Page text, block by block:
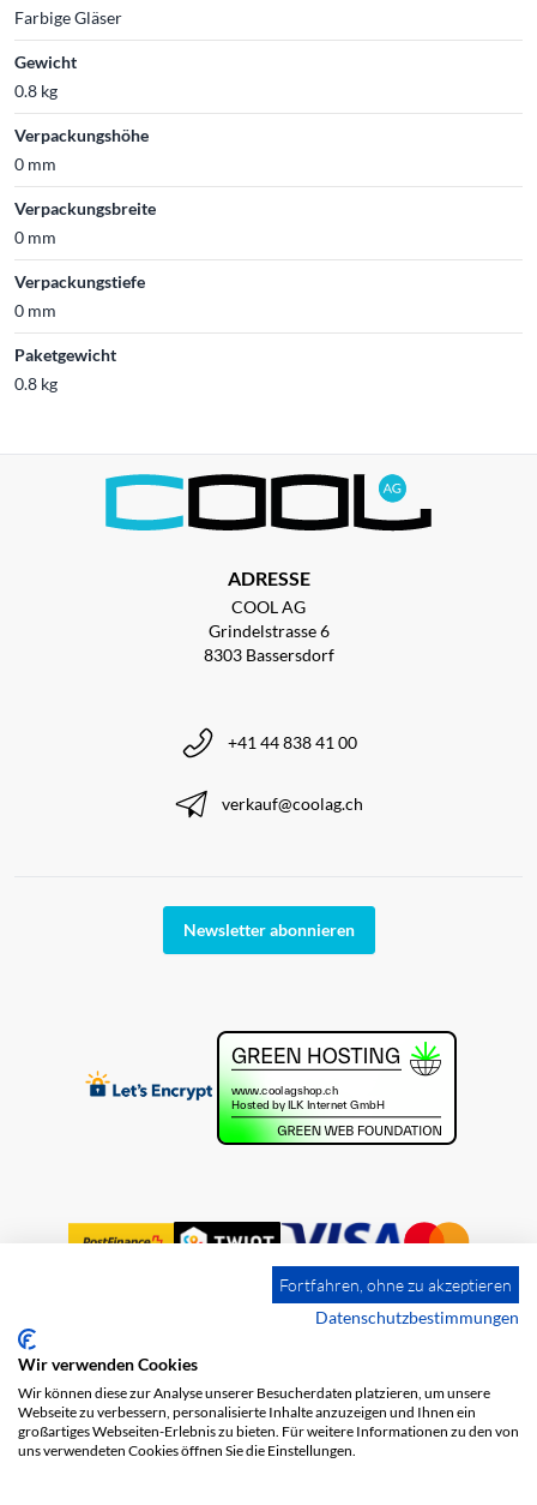
Farbige Gläser
Gewicht
0.8 kg
Verpackungshöhe
0 mm
Verpackungsbreite
0 mm
Verpackungstiefe
0 mm
Paketgewicht
0.8 kg
ADRESSE
COOL AG
Grindelstrasse 6
8303 Bassersdorf
+41 44 838 41 00
verkauf@coolag.ch
Newsletter abonnieren
Impressum
Datenschutz
Fortfahren, ohne zu akzeptieren
Datenschutzbestimmungen
Wir verwenden Cookies
Wir können diese zur Analyse unserer Besucherdaten platzieren, um unsere
Webseite zu verbessern, personalisierte Inhalte anzuzeigen und Ihnen ein
großartiges Webseiten-Erlebnis zu bieten. Für weitere Informationen zu den von
uns verwendeten Cookies öffnen Sie die Einstellungen.